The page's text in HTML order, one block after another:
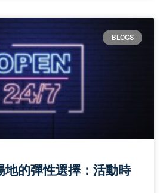
BLOGS
地的彈性選擇：活動時